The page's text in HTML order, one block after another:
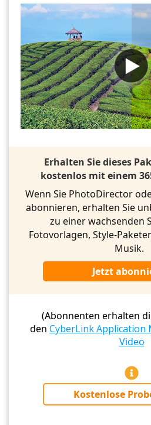
Erhalten Sie dieses
kostenlos mit einem
Wenn Sie PhotoDirector
abonnieren, erhalten Sie
zu einer wachsenden
Fotovorlagen, Style-
Musik.
Jetzt
(Abonnenten erhalten
den CyberLink Application
Video
Kostenlose